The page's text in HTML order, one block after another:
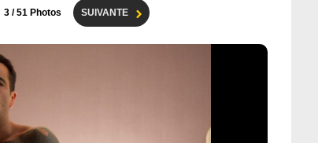
3 / 51 Photos SUIVANTE